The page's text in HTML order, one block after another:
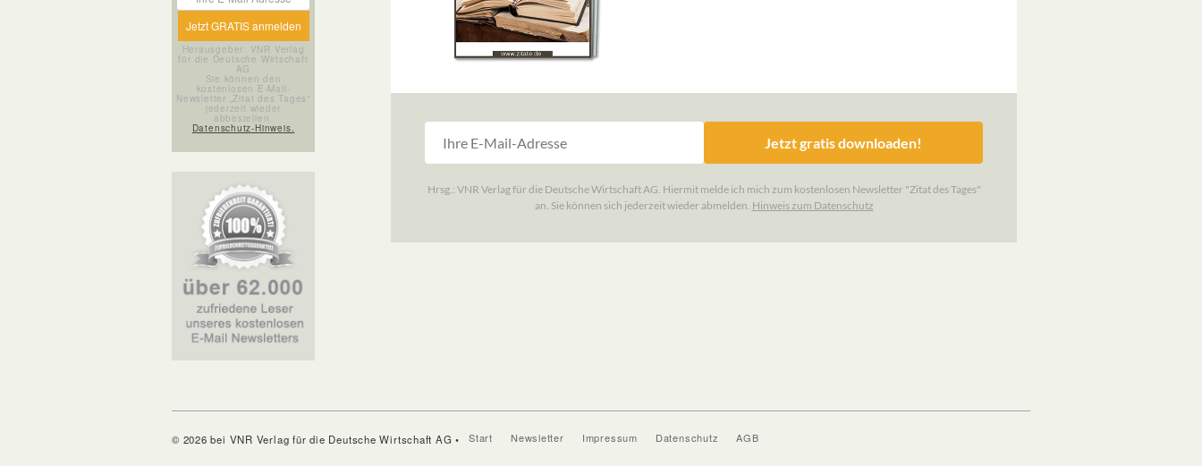
Herausgeber: VNR Verlag
für die Deutsche Wirtschaft
AG
Sie können den
kostenlosen E-Mail-
Newsletter „Zitat des Tages“
jederzeit wieder
abbestellen.
Datenschutz-Hinweis.
© 2026 bei VNR Verlag für die Deutsche Wirtschaft AG • Start Newsletter Impressum Datenschutz AGB